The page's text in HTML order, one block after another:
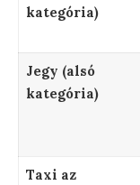
kategória)
Jegy (alsó
kategória)
Taxi az